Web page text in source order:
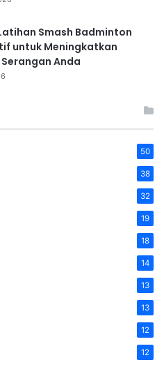
Smash Badminton
untuk Meningkatkan
Anda
50
38
32
19
18
14
13
13
12
12